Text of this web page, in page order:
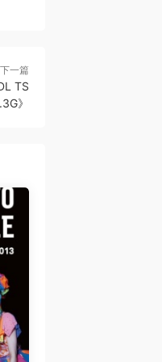
下一篇
TS
》